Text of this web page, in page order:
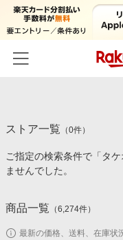
カテゴリー一覧
百貨店・総合ECモール
食品・スイーツ・お酒
イベント一覧
初回購入者限定特典
対象ストア新規限定特典
ストア一覧 （0件）
ご指定の検索条件で「タ
ませんでした。
商品一覧 （6,274件）
最新の価格、送料、在庫状